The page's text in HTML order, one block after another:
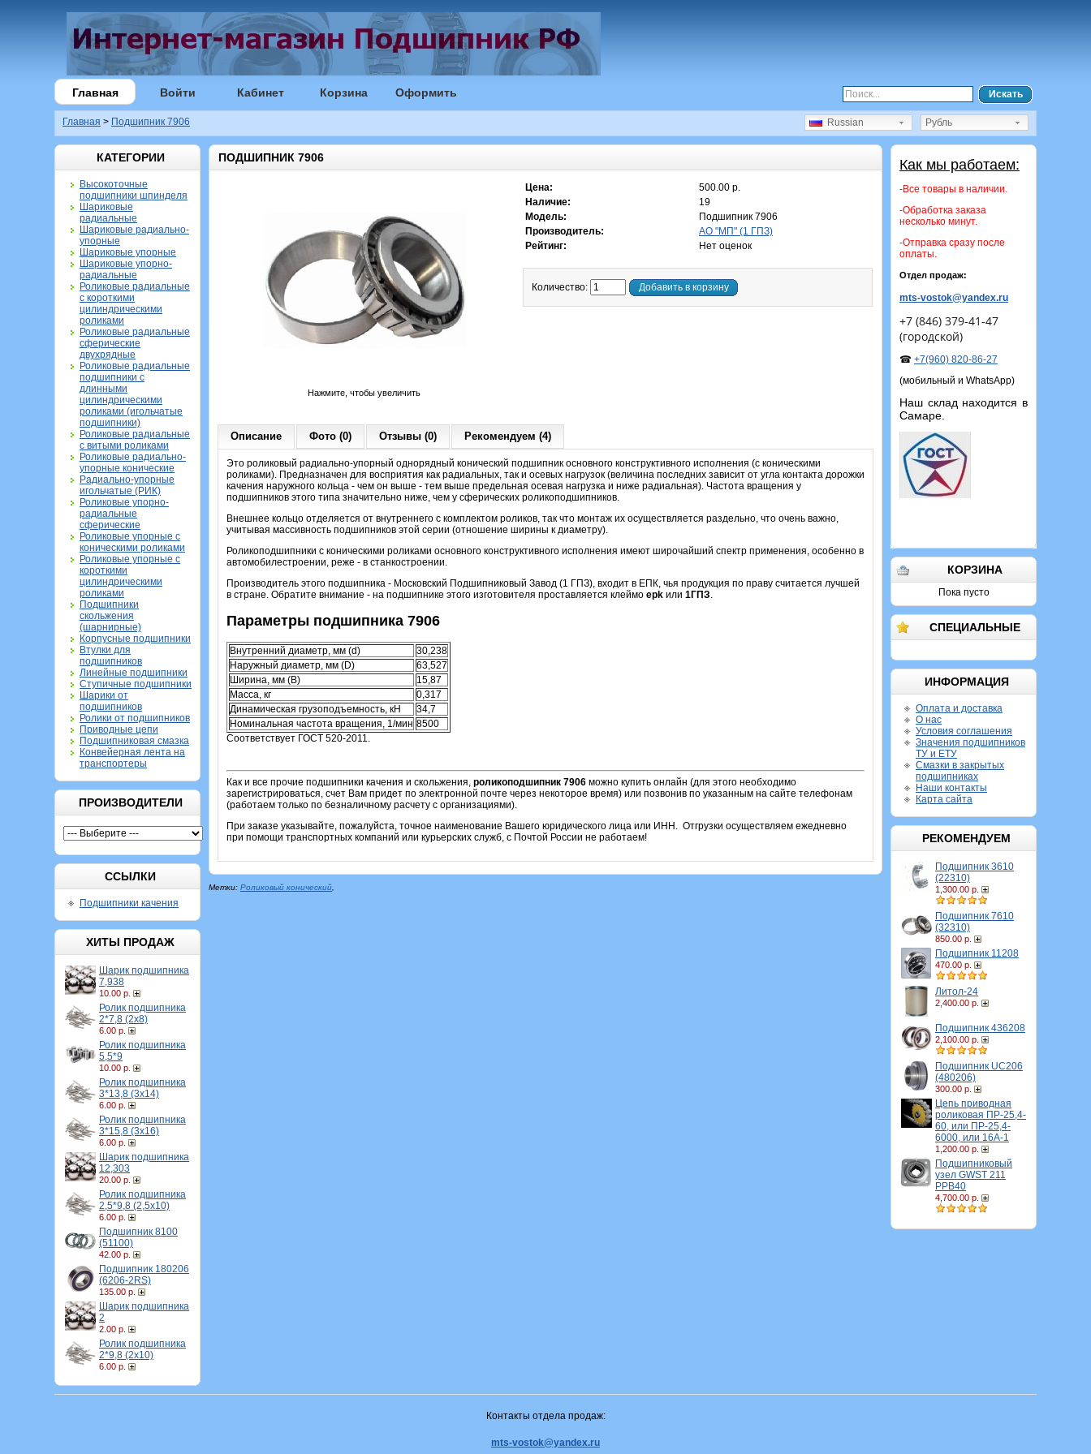
Главная Войти Кабинет Корзина Оформить Искать
Главная > Подшипник 7906 Рубль
Russian
КАТЕГОРИИ
Высокоточные
подшипники шпинделя
Шариковые
радиальные
Шариковые радиально-
упорные
Шариковые упорные
Шариковые упорно-
радиальные
Роликовые радиальные
с короткими
цилиндрическими
роликами
Роликовые радиальные
сферические
двухрядные
Роликовые радиальные
подшипники с
длинными
цилиндрическими
роликами (игольчатые
подшипники)
Роликовые радиальные
с витыми роликами
Роликовые радиально-
упорные конические
Радиально-упорные
игольчатые (РИК)
Роликовые упорно-
радиальные
сферические
Роликовые упорные с
коническими роликами
Роликовые упорные с
короткими
цилиндрическими
роликами
Подшипники
скольжения
(шарнирные)
Корпусные подшипники
Втулки для
подшипников
Линейные подшипники
Ступичные подшипники
Шарики от
подшипников
Ролики от подшипников
Приводные цепи
Подшипниковая смазка
Конвейерная лента на
транспортеры
ПРОИЗВОДИТЕЛИ
ССЫЛКИ
Подшипники качения
ХИТЫ ПРОДАЖ
Шарик подшипника
7,938
10.00 р.
Ролик подшипника
2*7,8 (2х8)
6.00 р.
Ролик подшипника
5,5*9
10.00 р.
Ролик подшипника
3*13,8 (3х14)
6.00 р.
Ролик подшипника
3*15,8 (3х16)
6.00 р.
Шарик подшипника
12,303
20.00 р.
Ролик подшипника
2,5*9,8 (2,5х10)
6.00 р.
Подшипник 8100
(51100)
42.00 р.
Подшипник 180206
(6206-2RS)
135.00 р.
Шарик подшипника
2
2.00 р.
Ролик подшипника
2*9,8 (2х10)
6.00 р.
Как мы работаем:
-Все товары в наличии.
-Обработка заказа
несколько минут.
-Отправка сразу после
оплаты.
Отдел продаж:
mts-vostok@yandex.ru
+7 (846) 379-41-47
(городской)
☎ +7(960) 820-86-27
(мобильный и WhatsApp)
Наш склад находится в
Самаре.
КОРЗИНА
Пока пусто
СПЕЦИАЛЬНЫЕ
ИНФОРМАЦИЯ
Оплата и доставка
О нас
Условия соглашения
Значения подшипников
ТУ и ЕТУ
Смазки в закрытых
подшипниках
Наши контакты
Карта сайта
РЕКОМЕНДУЕМ
Подшипник 3610
(22310)
1,300.00 р.
Подшипник 7610
(32310)
850.00 р.
Подшипник 11208
470.00 р.
Литол-24
2,400.00 р.
Подшипник 436208
2,100.00 р.
Подшипник UC206
(480206)
300.00 р.
Цепь приводная
роликовая ПР-25,4-
60, или ПР-25,4-
6000, или 16A-1
1,200.00 р.
Подшипниковый
узел GWST 211
PPB40
4,700.00 р.
ПОДШИПНИК 7906
Нажмите, чтобы увеличить
Цена:
500.00 р.
Наличие:
19
Модель:
Подшипник 7906
Производитель:
АО "МП" (1 ГПЗ)
Рейтинг:
Нет оценок
Количество: Добавить в корзину
Описание Фото (0) Отзывы (0) Рекомендуем (4)
Это роликовый радиально-упорный однорядный конический подшипник основного конструктивного исполнения (с коническими
роликами). Предназначен для восприятия как радиальных, так и осевых нагрузок (величина последних зависит от угла контакта дорожки
качения наружного кольца - чем он выше - тем выше предельная осевая нагрузка и ниже радиальная). Частота вращения у
подшипников этого типа значительно ниже, чем у сферических роликоподшипников.
Внешнее кольцо отделяется от внутреннего с комплектом роликов, так что монтаж их осуществляется раздельно, что очень важно,
учитывая массивность подшипников этой серии (отношение ширины к диаметру).
Роликоподшипники с коническими роликами основного конструктивного исполнения имеют широчайший спектр применения, особенно в
автомобилестроении, реже - в станкостроении.
Производитель этого подшипника - Московский Подшипниковый Завод (1 ГПЗ), входит в ЕПК, чья продукция по праву считается лучшей
в стране. Обратите внимание - на подшипнике этого изготовителя проставляется клеймо epk или 1ГПЗ.
Параметры подшипника 7906
Внутренний диаметр, мм (d)
30,238
Наружный диаметр, мм (D)
63,527
Ширина, мм (B)
15,87
Масса, кг
0,317
Динамическая грузоподъемность, кН
34,7
Номинальная частота вращения, 1/мин 8500
Соответствует ГОСТ 520-2011.
Как и все прочие подшипники качения и скольжения, роликоподшипник 7906 можно купить онлайн (для этого необходимо
зарегистрироваться, счет Вам придет по электронной почте через некоторое время) или позвонив по указанным на сайте телефонам
(работаем только по безналичному расчету с организациями).
При заказе указывайте, пожалуйста, точное наименование Вашего юридического лица или ИНН. Отгрузки осуществляем ежедневно
при помощи транспортных компаний или курьерских служб, с Почтой России не работаем!
Метки: Роликовый конический
Контакты отдела продаж:
mts-vostok@yandex.ru